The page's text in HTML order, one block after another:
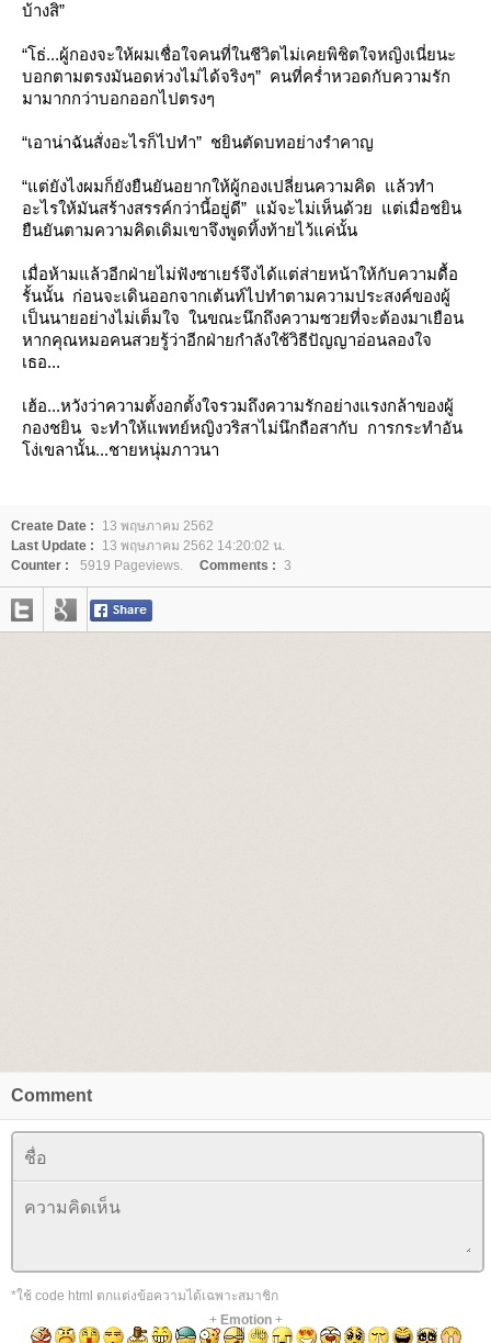
บ้างสิ”
“โธ่...ผู้กองจะให้ผมเชื่อใจคนที่ในชีวิตไม่เคยพิชิตใจหญิงเนี่ยนะ
บอกตามตรงมันอดห่วงไม่ได้จริงๆ” คนที่คร่ำหวอดกับความรัก
มามากกว่าบอกออกไปตรงๆ
“เอาน่าฉันสั่งอะไรก็ไปทำ” ชยินตัดบทอย่างรำคาญ
“แต่ยังไงผมก็ยังยืนยันอยากให้ผู้กองเปลี่ยนความคิด แล้วทำ
อะไรให้มันสร้างสรรค์กว่านี้อยู่ดี” แม้จะไม่เห็นด้วย แต่เมื่อชยิน
ืนยันตามความคิดเดิมเขาจึงพูดทิ้งท้ายไว้แค่นั้น
เมื่อห้ามแล้วอีกฝ่ายไม่ฟังซาเยร์จึงได้แต่ส่ายหน้าให้กับความดื้อ
รั้นนั้น ก่อนจะเดินออกจากเต้นท์ไปทำตามความประสงค์ของผู้
เป็นนายอย่างไม่เต็มใจ ในขณะนึกถึงความซวยที่จะต้องมาเยือน
หากคุณหมอคนสวยรู้ว่าอีกฝ่ายกำลังใช้วิธีปัญญาอ่อนลองใจ
เธอ...
เฮ้อ...หวังว่าความตั้งอกตั้งใจรวมถึงความรักอย่างแรงกล้าของผู้
กองชยิน จะทำให้แพทย์หญิงวริสาไม่นึกถือสากับ การกระทำอัน
ง่เขลานั้น...ชายหนุ่มภาวนา
Create Date :
13 พฤษภาคม 2562
Last Update :
13 พฤษภาคม 2562 14:20:02 น.
Counter :
5919 Pageviews. Comments : 3
Comment
*ใช้ code html ตกแต่งข้อความได้เฉพาะสมาชิก
+ Emotion+